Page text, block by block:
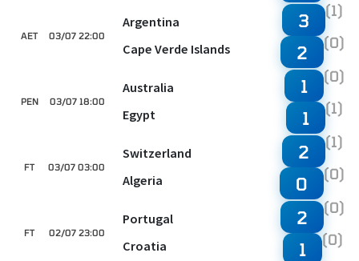
03/07 22:00
AET
Argentina
Cape Verde Islands
3 (1)
2 (0)
03/07 18:00
PEN
Australia
Egypt
1 (0)
1 (1)
03/07 03:00
FT
Switzerland
Algeria
2 (1)
0 (0)
02/07 23:00
FT
Portugal
Croatia
2 (0)
1 (0)